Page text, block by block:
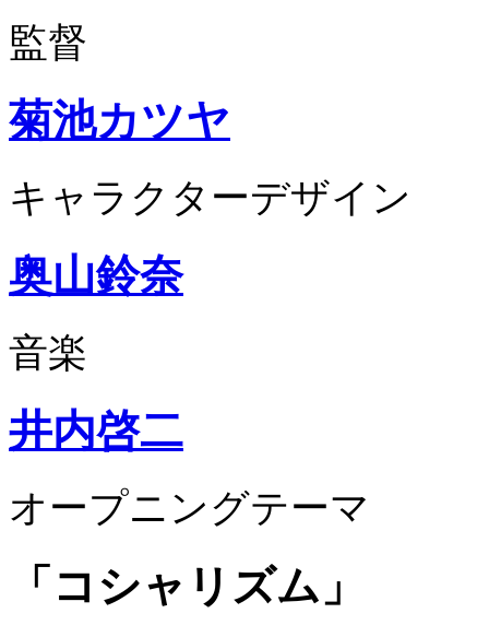
監督
菊池カツヤ
キャラクターデザイン
奥山鈴奈
音楽
井内啓二
オープニングテーマ
「コシャリズム」